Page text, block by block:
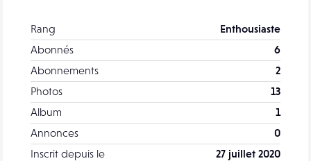
Rang
Enthousiaste
Abonnés
6
Abonnements
2
Photos
13
Album
1
Annonces
0
Inscrit depuis le
27 juillet 2020